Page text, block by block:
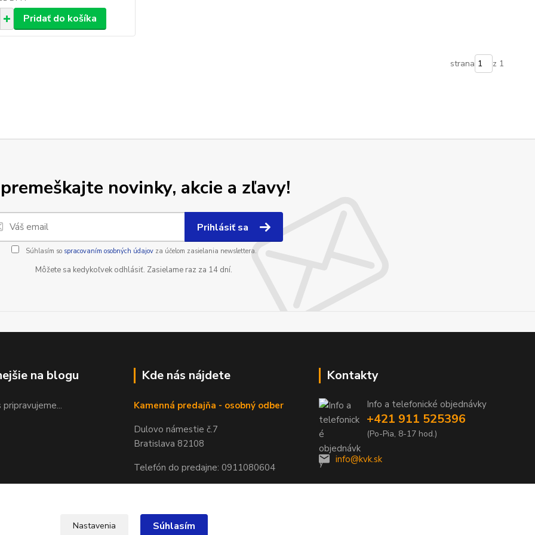
Pridať do košíka
strana z 1
novinky, akcie a zľavy!
Prihlásiť sa
Súhlasím so spracovaním osobných údajovza účelom zasielania newslettera.
Môžete sa kedykoľvek odhlásiť. Zasielame raz za 14 dní.
na blogu Kde nás nájdete
Kamenná predajňa - osobný odber
Dulovo námestie č.7
Bratislava 82108
Telefón do predajne: 0911080604
Kontakty
Info a telefonické objednávky
+421 911 525396
(Po-Pia, 8-17 hod.)
info@kvk.sk
Nastavenia Súhlasím